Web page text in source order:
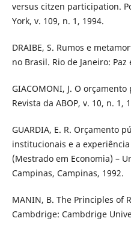
versus citzen participation.
York, v. 109, n. 1, 1994.
DRAIBE, S. Rumos e
no Brasil. Rio de Janeiro: Paz
GIACOMONI, J. O
Revista da ABOP, v. 10, n. 1,
GUARDIA, E. R. Orçamento
institucionais e a
(Mestrado em Economia) –
Campinas, Campinas, 1992.
MANIN, B. The Principles of
Cambdrige: Cambdrige